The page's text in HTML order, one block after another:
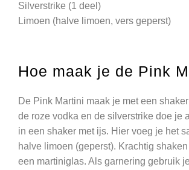
Silverstrike (1 deel)
Limoen (halve limoen, vers geperst)
Hoe maak je de Pink
De Pink Martini maak je met een
de roze vodka en de silverstrike doe je
in een shaker met ijs. Hier voeg je het
halve limoen (geperst). Krachtig
een martiniglas. Als garnering gebruik